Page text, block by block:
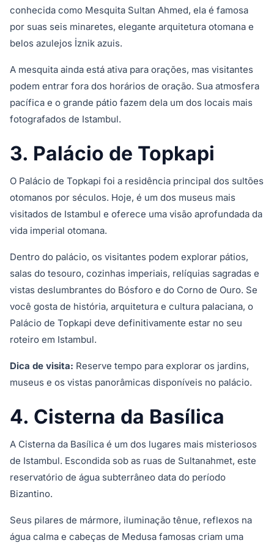
conhecida como Mesquita Sultan Ahmed, ela é famosa
por suas seis minaretes, elegante arquitetura otomana e
belos azulejos İznik azuis.
A mesquita ainda está ativa para orações, mas visitantes
podem entrar fora dos horários de oração. Sua atmosfera
pacífica e o grande pátio fazem dela um dos locais mais
fotografados de Istambul.
3. Palácio de Topkapi
O Palácio de Topkapi foi a residência principal dos sultões
otomanos por séculos. Hoje, é um dos museus mais
visitados de Istambul e oferece uma visão aprofundada da
vida imperial otomana.
Dentro do palácio, os visitantes podem explorar pátios,
salas do tesouro, cozinhas imperiais, relíquias sagradas e
vistas deslumbrantes do Bósforo e do Corno de Ouro. Se
você gosta de história, arquitetura e cultura palaciana, o
Palácio de Topkapi deve definitivamente estar no seu
roteiro em Istambul.
Dica de visita: Reserve tempo para explorar os jardins,
museus e os vistas panorâmicas disponíveis no palácio.
4. Cisterna da Basílica
A Cisterna da Basílica é um dos lugares mais misteriosos
de Istambul. Escondida sob as ruas de Sultanahmet, este
reservatório de água subterrâneo data do período
Bizantino.
Seus pilares de mármore, iluminação tênue, reflexos na
água calma e cabeças de Medusa famosas criam uma